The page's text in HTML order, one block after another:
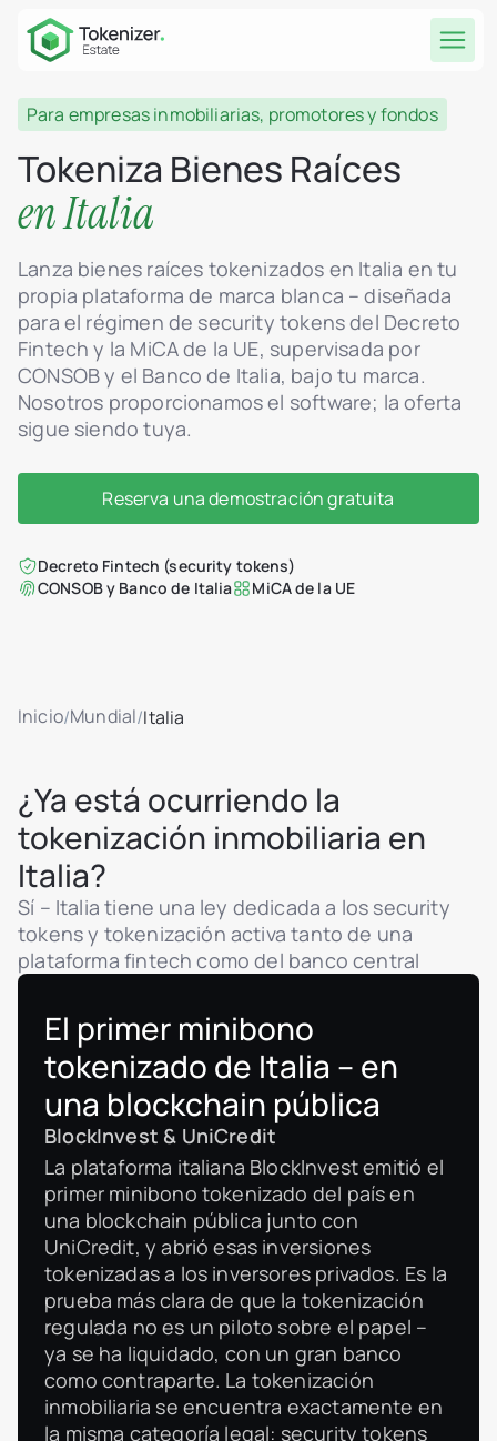
Para empresas inmobiliarias, promotores y fondos
Tokeniza Bienes Raíces
en Italia
Lanza bienes raíces tokenizados en Italia en tu
propia plataforma de marca blanca – diseñada
para el régimen de security tokens del Decreto
Fintech y la MiCA de la UE, supervisada por
CONSOB y el Banco de Italia, bajo tu marca.
Nosotros proporcionamos el software; la oferta
sigue siendo tuya.
Reserva una demostración gratuita
Decreto Fintech (security tokens)
CONSOB y Banco de Italia
MiCA de la UE
Inicio/Mundial/Italia
¿Ya está ocurriendo la
tokenización inmobiliaria en
Italia?
Sí – Italia tiene una ley dedicada a los security
tokens y tokenización activa tanto de una
plataforma fintech como del banco central
El primer minibono
tokenizado de Italia – en
una blockchain pública
BlockInvest & UniCredit
La plataforma italiana BlockInvest emitió el
primer minibono tokenizado del país en
una blockchain pública junto con
UniCredit, y abrió esas inversiones
tokenizadas a los inversores privados. Es la
prueba más clara de que la tokenización
regulada no es un piloto sobre el papel –
ya se ha liquidado, con un gran banco
como contraparte. La tokenización
inmobiliaria se encuentra exactamente en
la misma categoría legal: security tokens